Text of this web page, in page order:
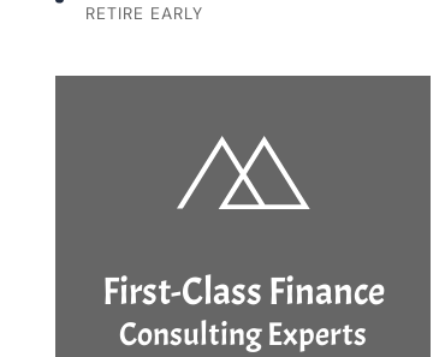
RETIRE EARLY
First-Class Finance
Consulting Experts